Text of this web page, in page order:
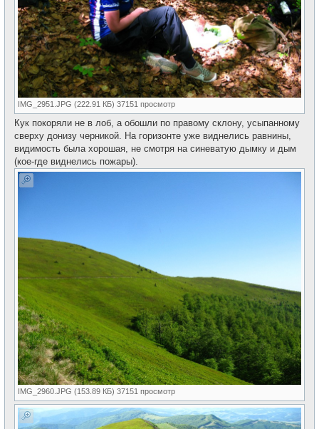
IMG_2951.JPG (222.91 КБ) 37151 просмотр
Кук покоряли не в лоб, а обошли по правому склону, усыпанному
сверху донизу черникой. На горизонте уже виднелись равнины,
видимость была хорошая, не смотря на синеватую дымку и дым
(кое-где виднелись пожары).
IMG_2960.JPG (153.89 КБ) 37151 просмотр